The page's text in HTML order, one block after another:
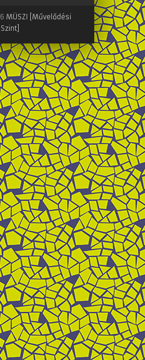
MÜSZI [Művelődési
Szint]